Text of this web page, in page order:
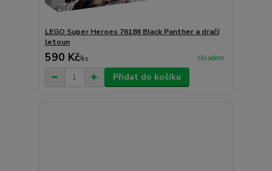
LEGO Super Heroes 76186 Black Panther a dračí
letoun
590 Kč/ks skladem
Přidat do košíku